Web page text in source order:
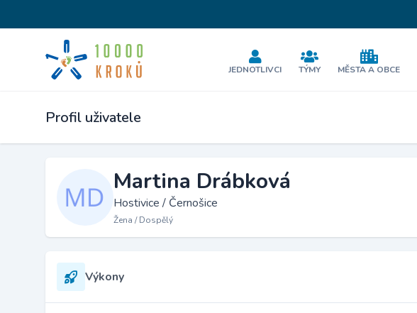
JEDNOTLIVCI TÝMY MĚSTA A OBCE
Profil uživatele
Martina Drábková
Hostivice / Černošice
Žena / Dospělý
Výkony